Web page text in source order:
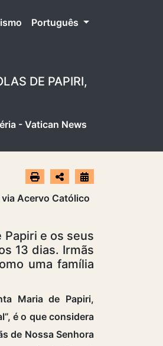
Português
DE PAPIRI,
- Vatican News
e os seus
13 dias. Irmãs
uma família
Maria de Papiri,
é o que considera
de Nossa Senhora